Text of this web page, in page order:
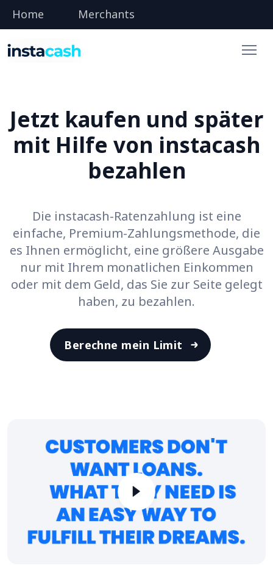
Home Merchants
Jetzt kaufen und später
mit Hilfe von instacash
bezahlen
Die instacash-Ratenzahlung ist eine
einfache, Premium-Zahlungsmethode, die
es Ihnen ermöglicht, eine größere Ausgabe
nur mit Ihrem monatlichen Einkommen
oder mit dem Geld, das Sie zur Seite gelegt
haben, zu bezahlen.
Berechne mein Limit